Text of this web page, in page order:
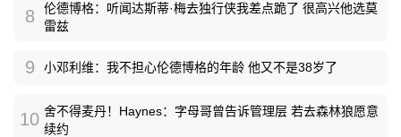
8
伦德博格：听闻达斯蒂·梅去独行侠我差点跪了 很高兴他选莫
雷兹
9 小邓利维：我不担心伦德博格的年龄 他又不是38岁了
10 舍不得麦丹！Haynes：字母哥曾告诉管理层 若去森林狼愿意
续约